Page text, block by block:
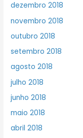
dezembro 2018
novembro 2018
outubro 2018
setembro 2018
agosto 2018
julho 2018
junho 2018
maio 2018
abril 2018